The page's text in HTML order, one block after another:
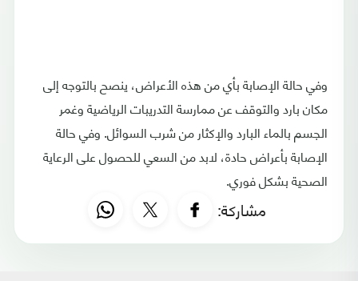
وفي حالة الإصابة بأي من هذه الأعراض، ينصح بالتوجه إلى
مكان بارد والتوقف عن ممارسة التدريبات الرياضية وغمر
الجسم بالماء البارد والإكثار من شرب السوائل. وفي حالة
الإصابة بأعراض حادة، لابد من السعي للحصول على الرعاية
الصحية بشكل فوري.
مشاركة: